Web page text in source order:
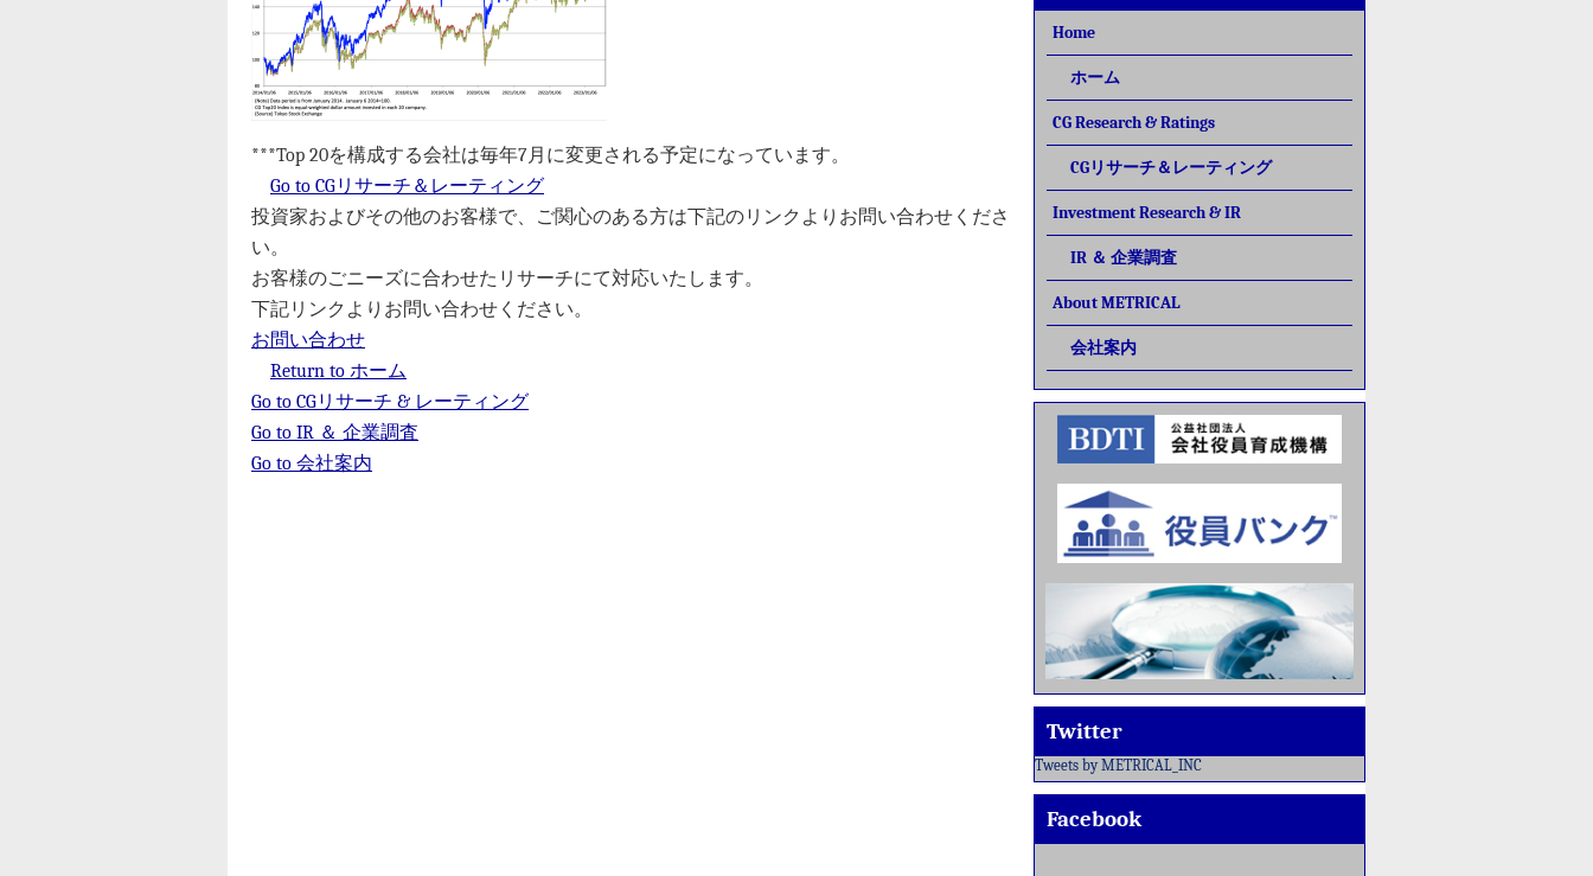
***Top 20を構成する会社は毎年7月に変更される予定になっています。
Go to CGリサーチ＆レーティング
投資家およびその他のお客様で、ご関心のある方は下記のリンクよりお問い合わせくださ
い。
お客様のごニーズに合わせたリサーチにて対応いたします。
下記リンクよりお問い合わせください。
お問い合わせ
Return to ホーム
Go to CGリサーチ & レーティング
Go to IR ＆ 企業調査
Go to 会社案内
Home
ホーム
CG Research & Ratings
CGリサーチ＆レーティング
Investment Research & IR
IR ＆ 企業調査
About METRICAL
会社案内
Twitter
Tweets by METRICAL_INC
Facebook